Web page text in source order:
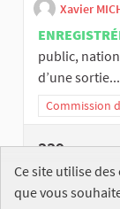
Xavier
public,
d’une sortie...
Commission
339/100 000
Ce site utilise
que vous